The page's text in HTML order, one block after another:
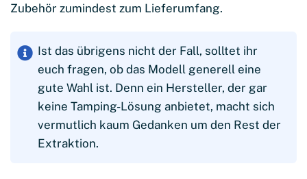
Zubehör zumindest zum Lieferumfang.
Ist das übrigens nicht der Fall, solltet ihr
euch fragen, ob das Modell generell eine
gute Wahl ist. Denn ein Hersteller, der gar
keine Tamping-Lösung anbietet, macht sich
vermutlich kaum Gedanken um den Rest der
Extraktion.